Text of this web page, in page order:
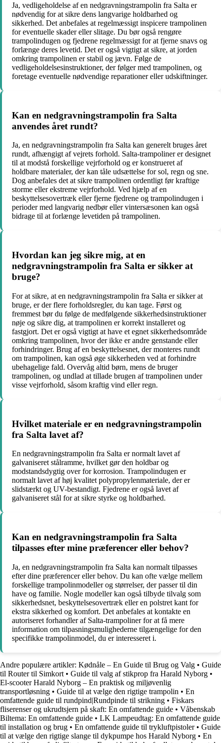
Ja, vedligeholdelse af en nedgravningstrampolin fra Salta er
nødvendig for at sikre dens langvarige holdbarhed og
sikkerhed. Det anbefales at regelmæssigt inspicere trampolinen
for eventuelle skader eller slitage. Du bør også rengøre
trampolindugen og fjedrene regelmæssigt for at fjerne snavs og
forlænge deres levetid. Det er også vigtigt at sikre, at jorden
omkring trampolinen er stabil og jævn. Følge de
vedligeholdelsesinstruktioner, der følger med trampolinen, og
foretage eventuelle nødvendige reparationer eller udskiftninger.
Kan en nedgravningstrampolin fra Salta
anvendes året rundt?
Ja, en nedgravningstrampolin fra Salta kan generelt bruges året
rundt, afhængigt af vejrets forhold. Salta-trampoliner er designet
til at modstå forskellige vejrforhold og er konstrueret af
holdbare materialer, der kan tåle udsættelse for sol, regn og sne.
Dog anbefales det at sikre trampolinen ordentligt før kraftige
storme eller ekstreme vejrforhold. Ved hjælp af en
beskyttelsesovertræk eller fjerne fjedrene og trampolindugen i
perioder med langvarig nedbør eller vintersæsonen kan også
bidrage til at forlænge levetiden på trampolinen.
Hvordan kan jeg sikre mig, at en
nedgravningstrampolin fra Salta er sikker at
bruge?
For at sikre, at en nedgravningstrampolin fra Salta er sikker at
bruge, er der flere forholdsregler, du kan tage. Først og
fremmest bør du følge de medfølgende sikkerhedsinstruktioner
nøje og sikre dig, at trampolinen er korrekt installeret og
fastgjort. Det er også vigtigt at have et egnet sikkerhedsområde
omkring trampolinen, hvor der ikke er andre genstande eller
forhindringer. Brug af en beskyttelsesnet, der monteres rundt
om trampolinen, kan også øge sikkerheden ved at forhindre
ubehagelige fald. Overvåg altid børn, mens de bruger
trampolinen, og undlad at tillade brugen af trampolinen under
visse vejrforhold, såsom kraftig vind eller regn.
Hvilket materiale er en nedgravningstrampolin
fra Salta lavet af?
En nedgravningstrampolin fra Salta er normalt lavet af
galvaniseret stålramme, hvilket gør den holdbar og
modstandsdygtig over for korrosion. Trampolindugen er
normalt lavet af høj kvalitet polypropylenmateriale, der er
slidstærkt og UV-bestandigt. Fjedrene er også lavet af
galvaniseret stål for at sikre styrke og holdbarhed.
Kan en nedgravningstrampolin fra Salta
tilpasses efter mine præferencer eller behov?
Ja, en nedgravningstrampolin fra Salta kan normalt tilpasses
efter dine præferencer eller behov. Du kan ofte vælge mellem
forskellige trampolinmodeller og størrelser, der passer til din
have og familie. Nogle modeller kan også tilbyde tilvalg som
sikkerhedsnet, beskyttelsesovertræk eller en polstret kant for
ekstra sikkerhed og komfort. Det anbefales at kontakte en
autoriseret forhandler af Salta-trampoliner for at få mere
information om tilpasningsmulighederne tilgængelige for den
specifikke trampolinmodel, du er interesseret i.
Andre populære artikler: Kødnåle – En Guide til Brug og Valg • Guide
til Router til Simkort • Guide til valg af stikprop fra Harald Nyborg •
El-scooter Harald Nyborg – En praktisk og miljøvenlig
transportløsning • Guide til at vælge den rigtige trampolin • En
omfattende guide til rundpind|Rundpinde til strikning • Fiskars
fliserenser og ukrudtsjern på skaft: En omfattende guide • Våbenskab
Biltema: En omfattende guide • LK Lampeudtag: En omfattende guide
til installation og brug • En omfattende guide til trykluftpistoler• Guide
til at vælge den rigtige slange til dykpumpe hos Harald Nyborg • En